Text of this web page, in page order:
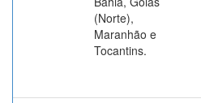
(Norte),
Maranhão e
Tocantins.